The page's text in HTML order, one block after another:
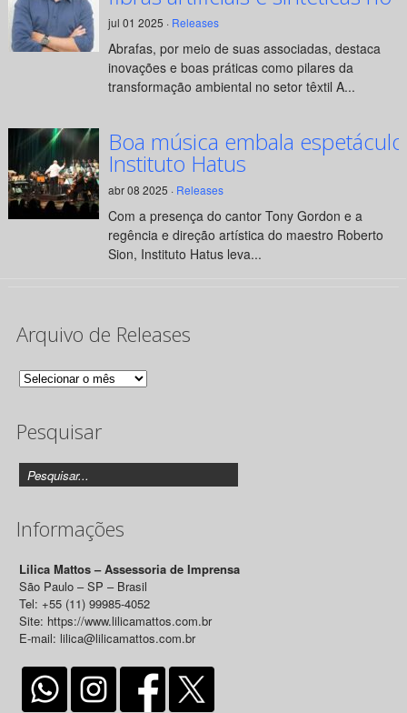
jul 01 2025 · Releases
Abrafas, por meio de suas associadas, destaca
inovações e boas práticas como pilares da
transformação ambiental no setor têxtil A...
Boa música embala
Instituto Hatus
abr 08 2025 · Releases
Com a presença do cantor Tony Gordon e a
regência e direção artística do maestro Roberto
Sion, Instituto Hatus leva...
Arquivo de Releases
Arquivo
Releases
Pesquisar
Informações
Lilica Mattos – Assessoria de Imprensa
São Paulo – SP – Brasil
Tel: +55 (11) 99985-4052
Site: https://www.lilicamattos.com.br
E-mail: lilica@lilicamattos.com.br